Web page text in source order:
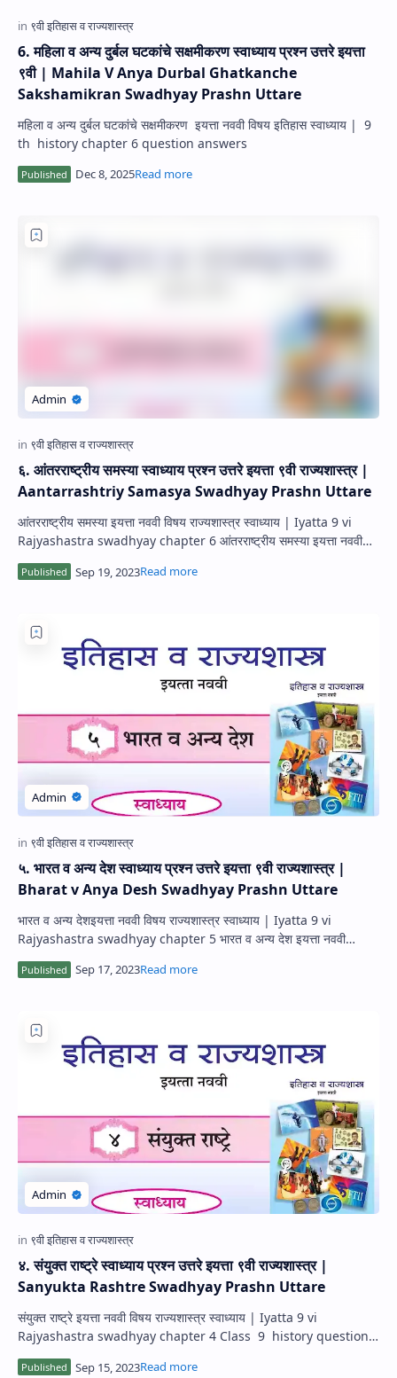
6. महिला व अन्य दुर्बल घटकांचे सक्षमीकरण स्वाध्याय प्रश्न उत्तरे इयत्ता
९वी | Mahila V Anya Durbal Ghatkanche
Sakshamikran Swadhyay Prashn Uttare
महिला व अन्य दुर्बल घटकांचे सक्षमीकरण इयत्ता नववी विषय इतिहास स्वाध्याय | 9
th history chapter 6 question answers
६. आंतरराष्ट्रीय समस्या स्वाध्याय प्रश्न उत्तरे इयत्ता ९वी राज्यशास्त्र |
Aantarrashtriy Samasya Swadhyay Prashn Uttare
आंतरराष्ट्रीय समस्या इयत्ता नववी विषय राज्यशास्त्र स्वाध्याय | Iyatta 9 vi
Rajyashastra swadhyay chapter 6 आंतरराष्ट्रीय समस्या इयत्ता नववी
स्वाध्याय…
५. भारत व अन्य देश स्वाध्याय प्रश्न उत्तरे इयत्ता ९वी राज्यशास्त्र |
Bharat v Anya Desh Swadhyay Prashn Uttare
भारत व अन्य देशइयत्ता नववी विषय राज्यशास्त्र स्वाध्याय | Iyatta 9 vi
Rajyashastra swadhyay chapter 5 भारत व अन्य देश इयत्ता नववी
४. संयुक्त राष्ट्रे स्वाध्याय प्रश्न उत्तरे इयत्ता ९वी राज्यशास्त्र |
Sanyukta Rashtre Swadhyay Prashn Uttare
संयुक्त राष्ट्रे इयत्ता नववी विषय राज्यशास्त्र स्वाध्याय | Iyatta 9 vi
Rajyashastra swadhyay chapter 4 Class 9 history questions
and answers | His…